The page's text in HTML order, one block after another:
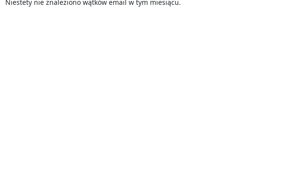
Niestety nie znaleziono wątków email w tym miesiącu.